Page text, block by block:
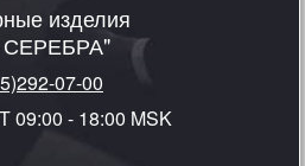
изделия
07-00
- 18:00 MSK